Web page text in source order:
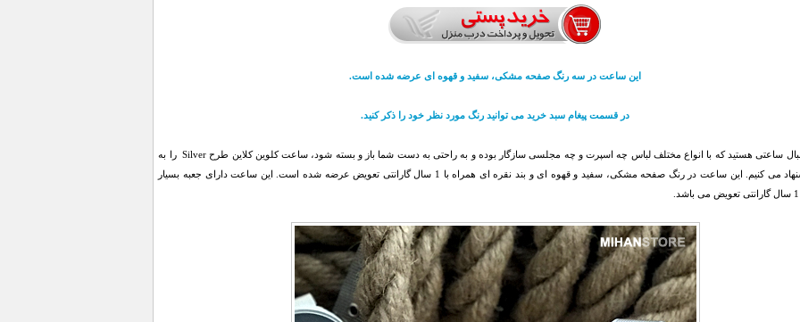
این ساعت در سه رنگ صفحه مشکی، سفید و قهوه ای عرضه شده است.
در قسمت پیغام سبد خرید می توانید رنگ مورد نظر خود را ذکر کنید.
اگر به دنبال ساعتی هستید که با انواع مختلف لباس چه اسپرت و چه مجلسی سازگار بوده و به راحتی به دست شما باز و بسته شود، ساعت کلوین کلاین طرح Silver را به
شما پیشنهاد می کنیم. این ساعت در رنگ صفحه مشکی، سفید و قهوه ای و بند نقره ای همراه با 1 سال گارانتی تعویض عرضه شده است. این ساعت دارای جعبه بسیار